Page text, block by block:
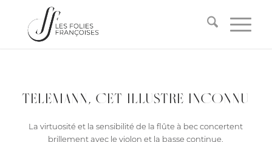
TELEMANN, CET ILLUSTRE INCONNU
La virtuosité et la sensibilité de la flûte à bec concertent
brillement avec le violon et la basse continue.